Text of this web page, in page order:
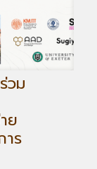
วม
ย
ร